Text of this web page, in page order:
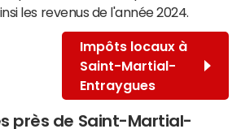
les revenus de l'année 2024.
Impôts locaux à
Saint-Martial-
Entraygues
près de Saint-Martial-